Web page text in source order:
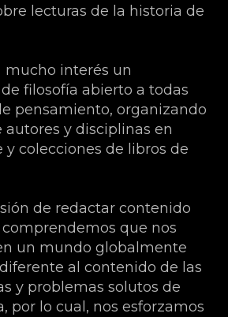
lecturas de la historia de
mucho interés un
filosofía abierto a todas
pensamiento, organizando
y disciplinas en
colecciones de libros de
de redactar contenido
que nos
un mundo globalmente
al contenido de las
y problemas solutos de
por lo cual, nos esforzamos